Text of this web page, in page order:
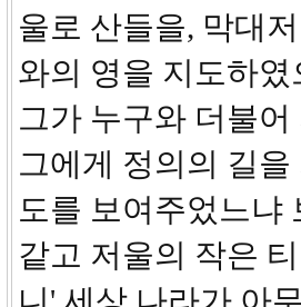
울로 산들을, 막대
와의 영을 지도하
그가 누구와 더불
그에게 정의의 길
도를 보여주었느냐
같고 저울의 작은